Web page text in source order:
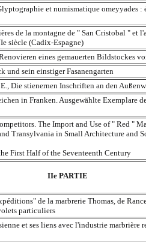
et numismatique omeyyades
de la montagne de " San Cristobal " et
siècle (Cadix-Espagne)
eines gemauerten Bildstockes
und sein einstiger Fasanengarten
Die stienernen Inschriften an den
in Franken. Ausgewählte Exemplare
The Import and Use of " Red "
Transylvania in Small Architecture and
First Half of the Seventeenth Century
IIe PARTIE
de la marbrerie Thomas, de
particuliers
et ses liens avec l'industrie marbrière